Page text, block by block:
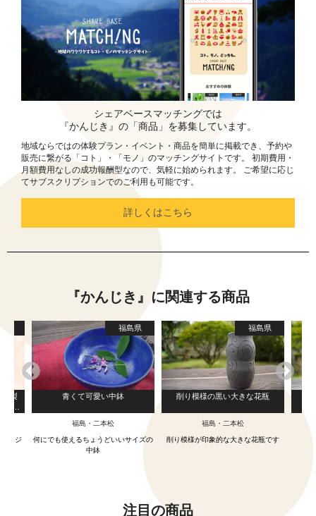
シェアベースマッチングでは
『かんじき』の「商品」を募集しています。
地域ならではの体験プラン・イベント・商品を簡単に掲載でき、予約や
販売に繋がる「コト」・「モノ」のマッチングサイトです。 初期費用・
月額費用なしの成功報酬型なので、気軽に始められます。 ご希望に応じ
てサブスクリプションでのご利用も可能です。
詳しくはこちら
『かんじき』に関連する商品
木製
リジ
福島県
青くて可愛い中鉢
福島・二本松
何にでも使えるちょうどいいサイズの
中鉢
福島県
削り模様の黒い大きな花瓶
福島・二本松
削り模様が印象的な大きな花瓶です
注目の商品